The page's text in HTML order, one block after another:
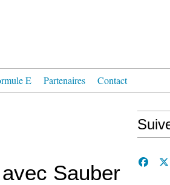
E Partenaires Contact
Sauber